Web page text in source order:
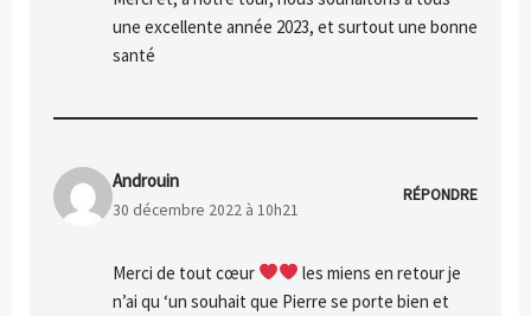
une excellente année 2023, et surtout une bonne
santé
Androuin
30 décembre 2022 à 10h21
RÉPONDRE
Merci de tout cœur
les miens en retour je
n’ai qu ‘un souhait que Pierre se porte bien et